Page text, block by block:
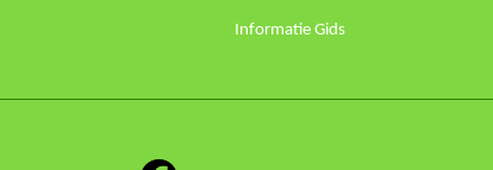
Informatie Gids